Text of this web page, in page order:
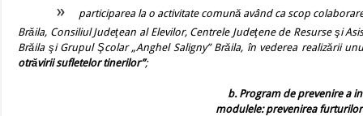
»
participarea la o activitate comună având ca scop
Brăila, Consiliul Judeţean al Elevilor, Centrele Judeţene de Resurse şi
Brăila şi Grupul Şcolar „Anghel Saligny” Brăila, în vederea realizării
otrăvirii sufletelor tinerilor”;
b. Program de prevenire a
modulele: prevenirea